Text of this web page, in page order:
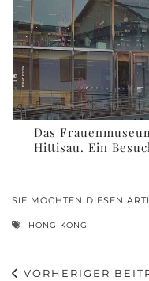
Das
Hittisau. Ein
SIE MÖCHTEN DIESEN
HONG KONG
VORHERIGER